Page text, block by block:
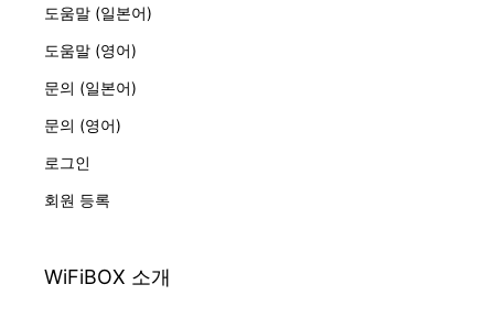
도움말 (일본어)
도움말 (영어)
문의 (일본어)
문의 (영어)
로그인
회원 등록
WiFiBOX 소개